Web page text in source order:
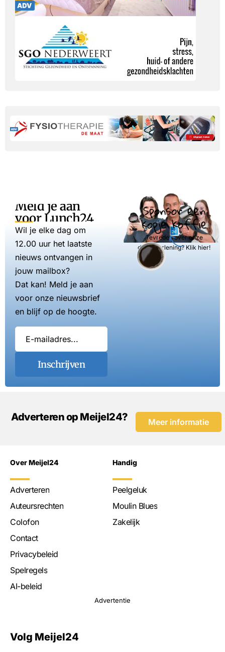
Meld je aan
voor Lunch24
Wil je elke dag om
12.00 uur het laatste
nieuws ontvangen in
jouw mailbox?
Dat kan! Meld je aan
voor onze nieuwsbrief
en blijf op de hoogte.
Inschrijven
Sponsor een
kopje koffie
Tevreden over onze
dienstverlening? Klik hier!
Adverteren op Meijel24? Meer informatie
Over Meijel24
Adverteren
Auteursrechten
Colofon
Contact
Privacybeleid
Spelregels
AI-beleid
Handig
Peelgeluk
Moulin Blues
Zakelijk
Advertentie
Volg Meijel24